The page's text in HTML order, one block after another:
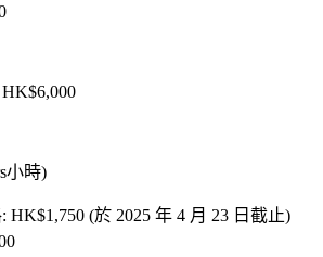
小時)
(於 2025 年 4 月 23 日截止)